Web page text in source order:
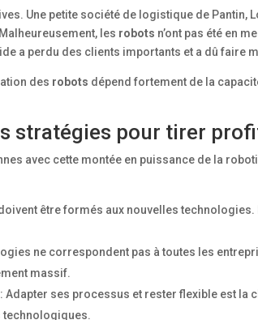
Une petite société de logistique de Pantin,
les robots n’ont pas été en
a perdu des clients importants et a dû faire
des robots dépend fortement de la
stratégies pour tirer
avec cette montée en puissance de la
être formés aux nouvelles
ne correspondent pas à toutes les
massif.
: Adapter ses processus et rester flexible est la
technologiques.